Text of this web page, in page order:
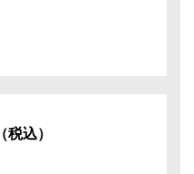
（税込）